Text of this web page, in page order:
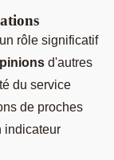
rôle significatif
d'autres
du service
de proches
indicateur